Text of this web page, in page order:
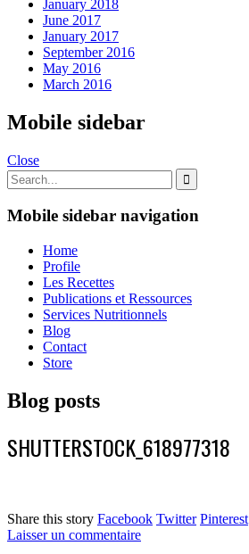
January 2018
June 2017
January 2017
September 2016
May 2016
March 2016
Mobile sidebar
Close
Mobile sidebar navigation
Home
Profile
Les Recettes
Publications et Ressources
Services Nutritionnels
Blog
Contact
Store
Blog posts
SHUTTERSTOCK_618977318
Share this story Facebook Twitter Pinterest
Laisser un commentaire